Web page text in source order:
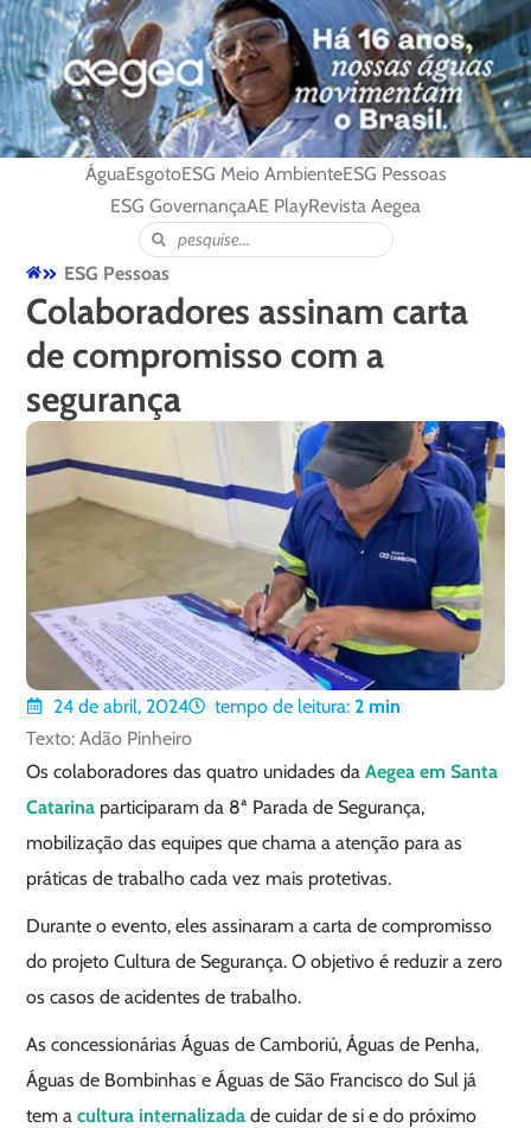
ÁguaEsgotoESG Meio AmbienteESG Pessoas
ESG GovernançaAE PlayRevista Aegea
ESG Pessoas
Colaboradores assinam carta
de compromisso com a
segurança
24 de abril, 2024 tempo de leitura: 2 min
Texto: Adão Pinheiro
Os colaboradores das quatro unidades daAegea em Santa
Catarina participaram da 8ª Parada de Segurança,
mobilização das equipes que chama a atenção para as
práticas de trabalho cada vez mais protetivas.
Durante o evento, eles assinaram a carta de compromisso
do projeto Cultura de Segurança. O objetivo é reduzir a zero
os casos de acidentes de trabalho.
As concessionárias Águas de Camboriú, Águas de Penha,
Águas de Bombinhas e Águas de São Francisco do Sul já
tem acultura internalizada de cuidar de si e do próximo